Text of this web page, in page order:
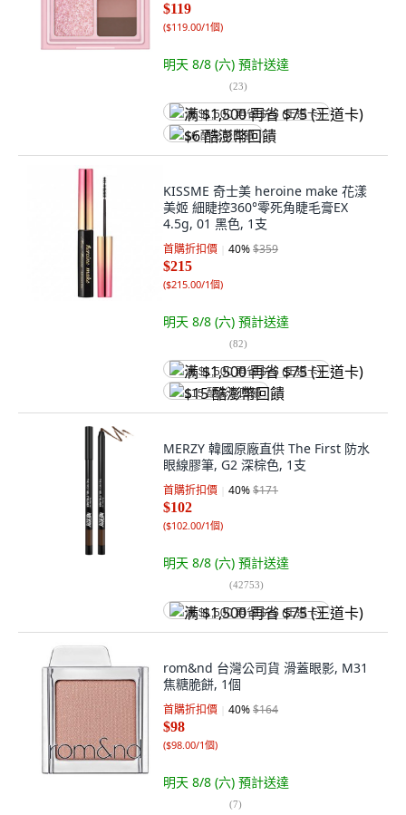
$119
($119.00/1個)
明天 8/8 (六) 預計送達
(23)
满 $1,500 再省 $75 (王道卡)
$6 酷澎幣回饋
KISSME 奇士美 heroine make 花漾
美姬 細睫控360°零死角睫毛膏EX
4.5g, 01 黑色, 1支
首購折扣價 40%$359
$215
($215.00/1個)
明天 8/8 (六) 預計送達
(82)
满 $1,500 再省 $75 (王道卡)
$15 酷澎幣回饋
MERZY 韓國原廠直供 The First 防水
眼線膠筆, G2 深棕色, 1支
首購折扣價 40%$171
$102
($102.00/1個)
明天 8/8 (六) 預計送達
(42753)
满 $1,500 再省 $75 (王道卡)
rom&nd 台灣公司貨 滑蓋眼影, M31
焦糖脆餅, 1個
首購折扣價 40%$164
$98
($98.00/1個)
明天 8/8 (六) 預計送達
(7)